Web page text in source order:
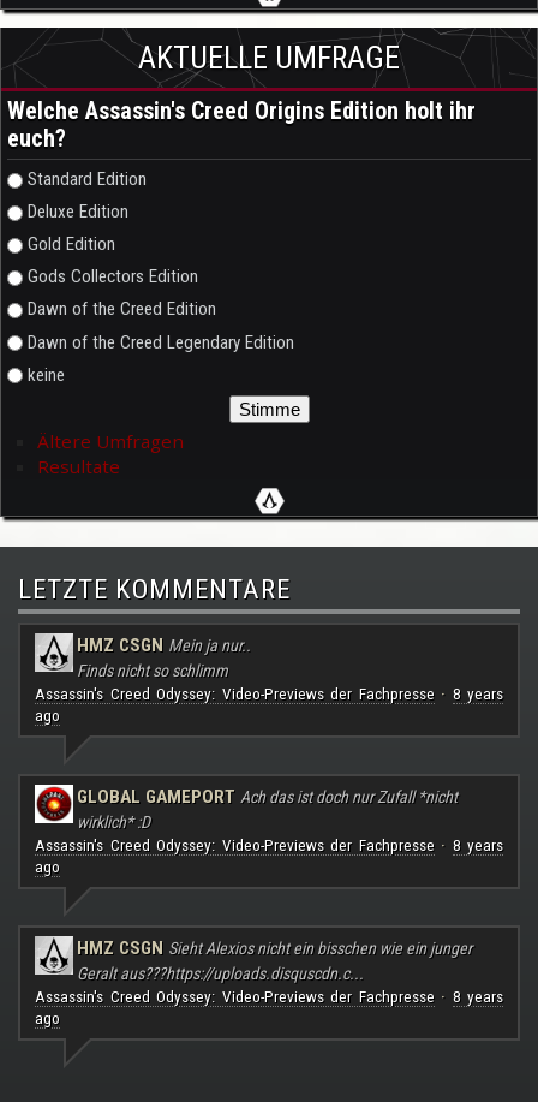
AKTUELLE UMFRAGE
Welche Assassin's Creed Origins Edition holt ihr
euch?
Auswahlmöglichkeiten
Standard Edition
Deluxe Edition
Gold Edition
Gods Collectors Edition
Dawn of the Creed Edition
Dawn of the Creed Legendary Edition
keine
Ältere Umfragen
Resultate
LETZTE KOMMENTARE
HMZ CSGN Mein ja nur..
Finds nicht so schlimm
Assassin's Creed Odyssey: Video-Previews der Fachpresse· 8 years
ago
GLOBAL GAMEPORT Ach das ist doch nur Zufall *nicht
wirklich* :D
Assassin's Creed Odyssey: Video-Previews der Fachpresse· 8 years
ago
HMZ CSGN Sieht Alexios nicht ein bisschen wie ein junger
Geralt aus???https://uploads.disquscdn.c...
Assassin's Creed Odyssey: Video-Previews der Fachpresse· 8 years
ago